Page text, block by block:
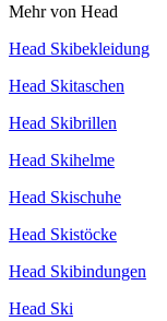
Mehr von Head
Head Skibekleidung
Head Skitaschen
Head Skibrillen
Head Skihelme
Head Skischuhe
Head Skistöcke
Head Skibindungen
Head Ski